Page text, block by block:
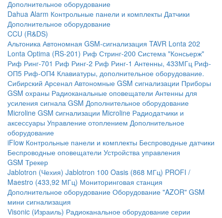
Дополнительное оборудование
Dahua Alarm Контрольные панели и комплекты Датчики
Дополнительное оборудование
CCU (R&DS)
Альтоника Автономная GSM-сигнализация TAVR Lonta 202
Lonta Optima (RS-201) Риф Стринг-200 Система "Консьерж"
Риф Ринг-701 Риф Ринг-2 Риф Ринг-1 Антенны, 433МГц Риф-
ОП5 Риф-ОП4 Клавиатуры, дополнительное оборудование.
Сибирский Арсенал Автономные GSM сигнализации Приборы
GSM охраны Радиоканальные оповещатели Антенны для
усиления сигнала GSM Дополнительное оборудование
Microline GSM cигнализации Microline Радиодатчики и
аксессуары Управление отоплением Дополнительное
оборудование
iFlow Контрольные панели и комплекты Беспроводные датчики
Беспроводные оповещатели Устройства управления
GSM Трекер
Jablotron (Чехия) Jablotron 100 Oasis (868 МГц) PROFI /
Maestro (433,92 МГц) Мониторинговая станция
Дополнительное оборудование Оборудование "AZOR" GSM
мини сигнализация
Visonic (Израиль) Радиоканальное оборудование серии